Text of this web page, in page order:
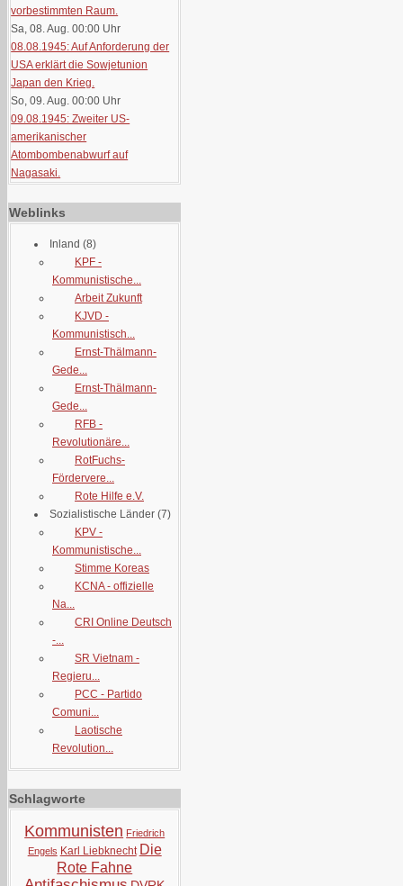
vorbestimmten Raum.
Sa, 08. Aug. 00:00 Uhr
08.08.1945: Auf Anforderung der
USA erklärt die Sowjetunion
Japan den Krieg.
So, 09. Aug. 00:00 Uhr
09.08.1945: Zweiter US-
amerikanischer
Atombombenabwurf auf
Nagasaki.
Weblinks
Inland (8)
KPF -
Kommunistische...
Arbeit Zukunft
KJVD -
Kommunistisch...
Ernst-Thälmann-
Gede...
Ernst-Thälmann-
Gede...
RFB -
Revolutionäre...
RotFuchs-
Fördervere...
Rote Hilfe e.V.
Sozialistische Länder (7)
KPV -
Kommunistische...
Stimme Koreas
KCNA - offizielle
Na...
CRI Online Deutsch
-...
SR Vietnam -
Regieru...
PCC - Partido
Comuni...
Laotische
Revolution...
Schlagworte
Kommunisten Friedrich
Engels Karl Liebknecht Die
Rote Fahne